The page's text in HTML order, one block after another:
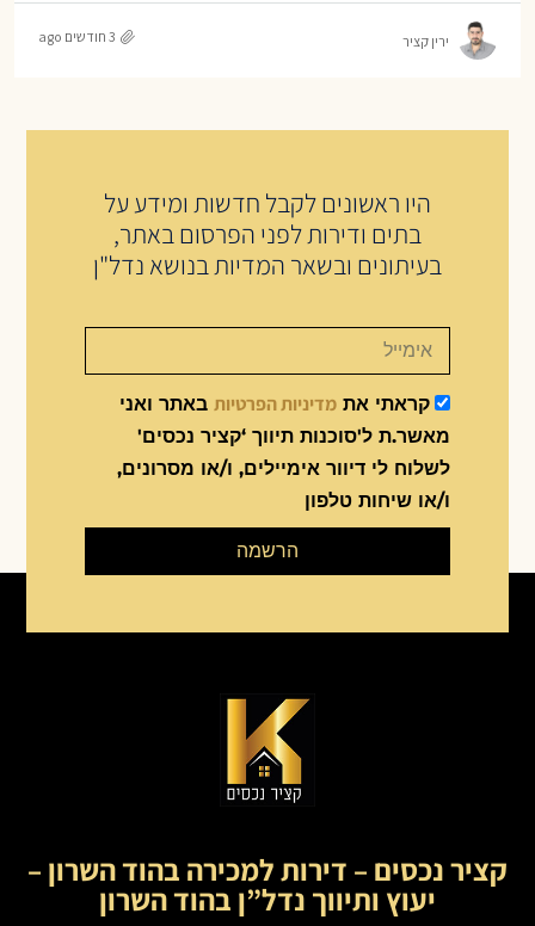
ירין קציר 3 חודשים ago
היו ראשונים לקבל חדשות ומידע על
בתים ודירות לפני הפרסום באתר,
בעיתונים ובשאר המדיות בנושא נדל"ן
קראתי את מדיניות הפרטיות באתר ואני
מאשר.ת ל'סוכנות תיווך ‘קציר נכסים'
לשלוח לי דיוור אימיילים, ו/או מסרונים,
ו/או שיחות טלפון
הרשמה
קציר נכסים – דירות למכירה בהוד השרון –
יעוץ ותיווך נדל”ן בהוד השרון